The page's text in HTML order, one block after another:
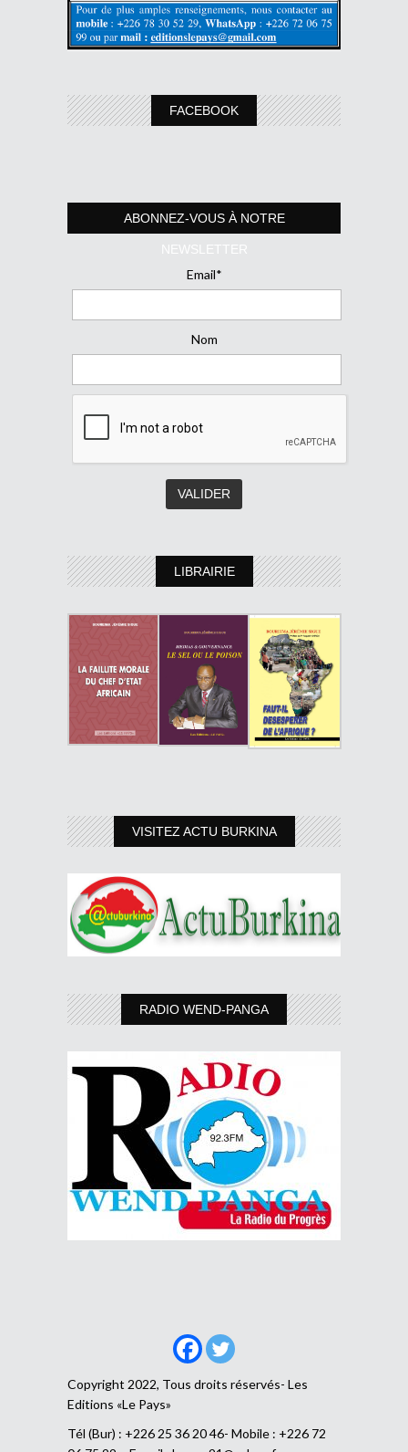
FACEBOOK
ABONNEZ-VOUS À NOTRE
NEWSLETTER
Email*
Nom
LIBRAIRIE
VISITEZ ACTU BURKINA
RADIO WEND-PANGA
Copyright 2022, Tous droits réservés- Les
Editions «Le Pays»
Tél (Bur) : +226 25 36 20 46- Mobile : +226 72